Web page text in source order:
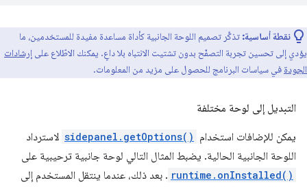
نقطة أساسية: تذكَّر تصميم اللوحة الجانبية كأداة مساعدة مفيدة للمستخدمين، ما
يؤدي إلى تحسين تجربة التصفّح بدون تشتيت الانتباه بلا داعٍ. يمكنك الاطّلاع على إرشادات
الجودة في سياسات البرنامج للحصول على مزيد من المعلومات.
التبديل إلى لوحة مختلفة
يمكن للإضافات استخدام sidepanel.getOptions() لاسترداد
اللوحة الجانبية الحالية. يضبط المثال التالي لوحة جانبية ترحيبية على
runtime.onInstalled() . بعد ذلك، عندما ينتقل المستخدم إلى